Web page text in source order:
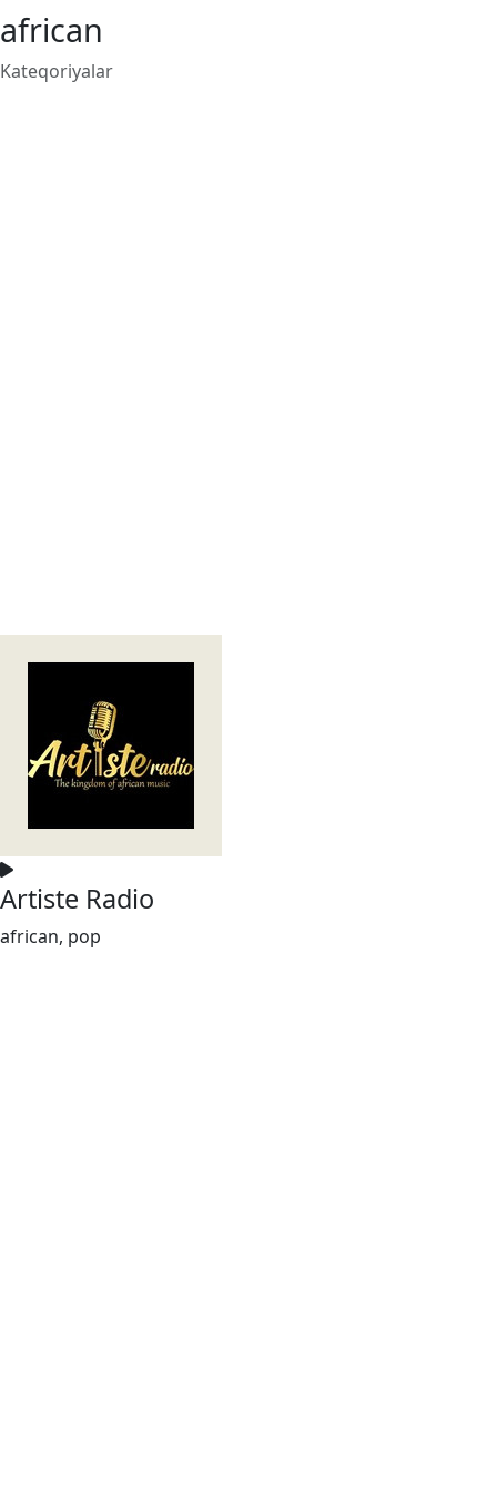
african
Kateqoriyalar
Artiste Radio
african, pop